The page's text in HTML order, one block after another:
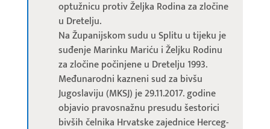
optužnicu protiv Željka Rodina za zločine
u Dretelju.
Na Županijskom sudu u Splitu u tijeku je
suđenje Marinku Mariću i Željku Rodinu
za zločine počinjene u Dretelju 1993.
Međunarodni kazneni sud za bivšu
Jugoslaviju (MKSJ) je 29.11.2017. godine
objavio pravosnažnu presudu šestorici
bivših čelnika Hrvatske zajednice Herceg-